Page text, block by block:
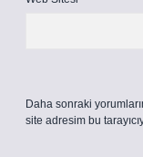
Daha sonraki
site adresim bu